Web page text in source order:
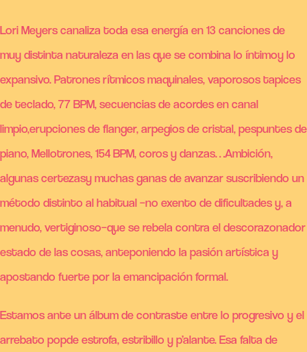
Lori Meyers canaliza toda esa energía en 13 canciones de
muy distinta naturaleza en las que se combina lo íntimoy lo
expansivo. Patrones rítmicos maquinales, vaporosos tapices
de teclado, 77 BPM, secuencias de acordes en canal
limpio,erupciones de flanger, arpegios de cristal, pespuntes de
piano, Mellotrones, 154 BPM, coros y danzas…Ambición,
algunas certezasy muchas ganas de avanzar suscribiendo un
método distinto al habitual –no exento de dificultades y, a
menudo, vertiginoso–que se rebela contra el descorazonador
estado de las cosas, anteponiendo la pasión artística y
apostando fuerte por la emancipación formal.
Estamos ante un álbum de contraste entre lo progresivo y el
arrebato popde estrofa, estribillo y p’alante. Esa falta de